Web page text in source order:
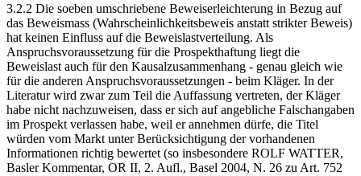
3.2.2 Die soeben umschriebene Beweiserleichterung in Bezug auf
das Beweismass (Wahrscheinlichkeitsbeweis anstatt strikter Beweis)
hat keinen Einfluss auf die Beweislastverteilung. Als
Anspruchsvoraussetzung für die Prospekthaftung liegt die
Beweislast auch für den Kausalzusammenhang - genau gleich wie
für die anderen Anspruchsvoraussetzungen - beim Kläger. In der
Literatur wird zwar zum Teil die Auffassung vertreten, der Kläger
habe nicht nachzuweisen, dass er sich auf angebliche Falschangaben
im Prospekt verlassen habe, weil er annehmen dürfe, die Titel
würden vom Markt unter Berücksichtigung der vorhandenen
Informationen richtig bewertet (so insbesondere ROLF WATTER,
Basler Kommentar, OR II, 2. Aufl., Basel 2004, N. 26 zu Art. 752